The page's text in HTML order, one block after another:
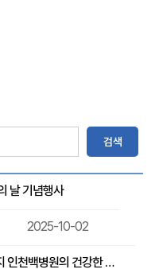
검색
날 기념행사
2025-10-02
인천백병원의 건강한 주